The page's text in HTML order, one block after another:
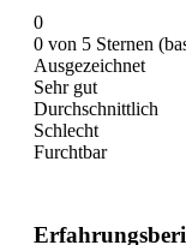
0
0 von 5 Sternen
Ausgezeichnet
Sehr gut
Durchschnittlich
Schlecht
Furchtbar